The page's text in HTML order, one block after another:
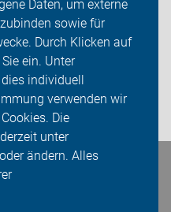
Daten, um externe
sowie für
Durch Klicken auf
ein. Unter
individuell
verwenden wir
Die
unter
ändern. Alles